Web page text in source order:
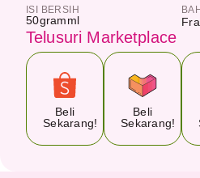
ISI BERSIH
50gramml
Telusuri Marketplace
Beli
Sekarang!
Beli
Sekarang!